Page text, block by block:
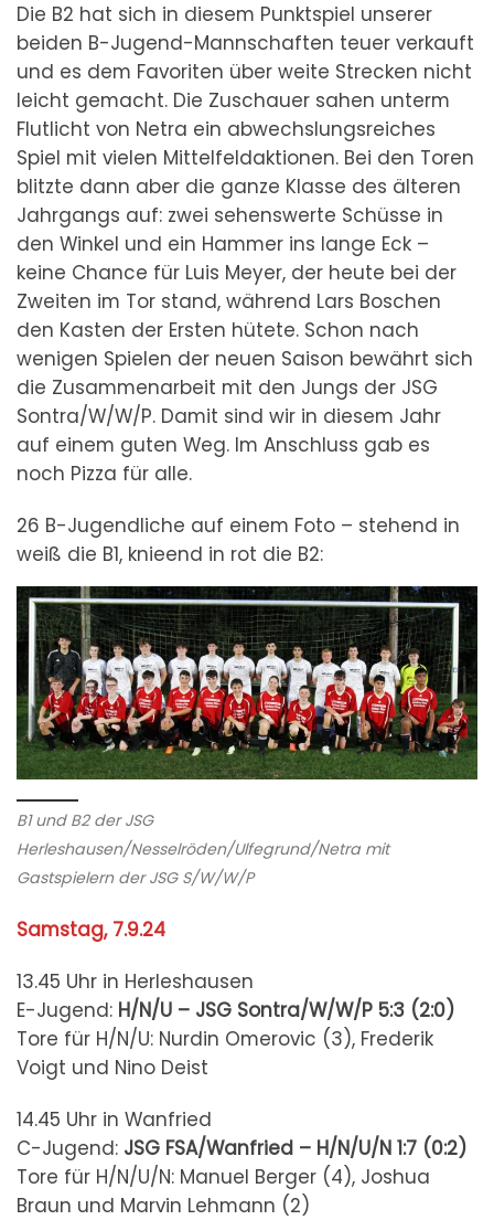
Die B2 hat sich in diesem Punktspiel unserer
beiden B-Jugend-Mannschaften teuer verkauft
und es dem Favoriten über weite Strecken nicht
leicht gemacht. Die Zuschauer sahen unterm
Flutlicht von Netra ein abwechslungsreiches
Spiel mit vielen Mittelfeldaktionen. Bei den Toren
blitzte dann aber die ganze Klasse des älteren
Jahrgangs auf: zwei sehenswerte Schüsse in
den Winkel und ein Hammer ins lange Eck –
keine Chance für Luis Meyer, der heute bei der
Zweiten im Tor stand, während Lars Boschen
den Kasten der Ersten hütete. Schon nach
wenigen Spielen der neuen Saison bewährt sich
die Zusammenarbeit mit den Jungs der JSG
Sontra/W/W/P. Damit sind wir in diesem Jahr
auf einem guten Weg. Im Anschluss gab es
noch Pizza für alle.
26 B-Jugendliche auf einem Foto – stehend in
weiß die B1, knieend in rot die B2:
B1 und B2 der JSG
Herleshausen/Nesselröden/Ulfegrund/Netra mit
Gastspielern der JSG S/W/W/P
Samstag, 7.9.24
13.45 Uhr in Herleshausen
E-Jugend: H/N/U – JSG Sontra/W/W/P 5:3 (2:0)
Tore für H/N/U: Nurdin Omerovic (3), Frederik
Voigt und Nino Deist
14.45 Uhr in Wanfried
C-Jugend: JSG FSA/Wanfried – H/N/U/N 1:7 (0:2)
Tore für H/N/U/N: Manuel Berger (4), Joshua
Braun und Marvin Lehmann (2)